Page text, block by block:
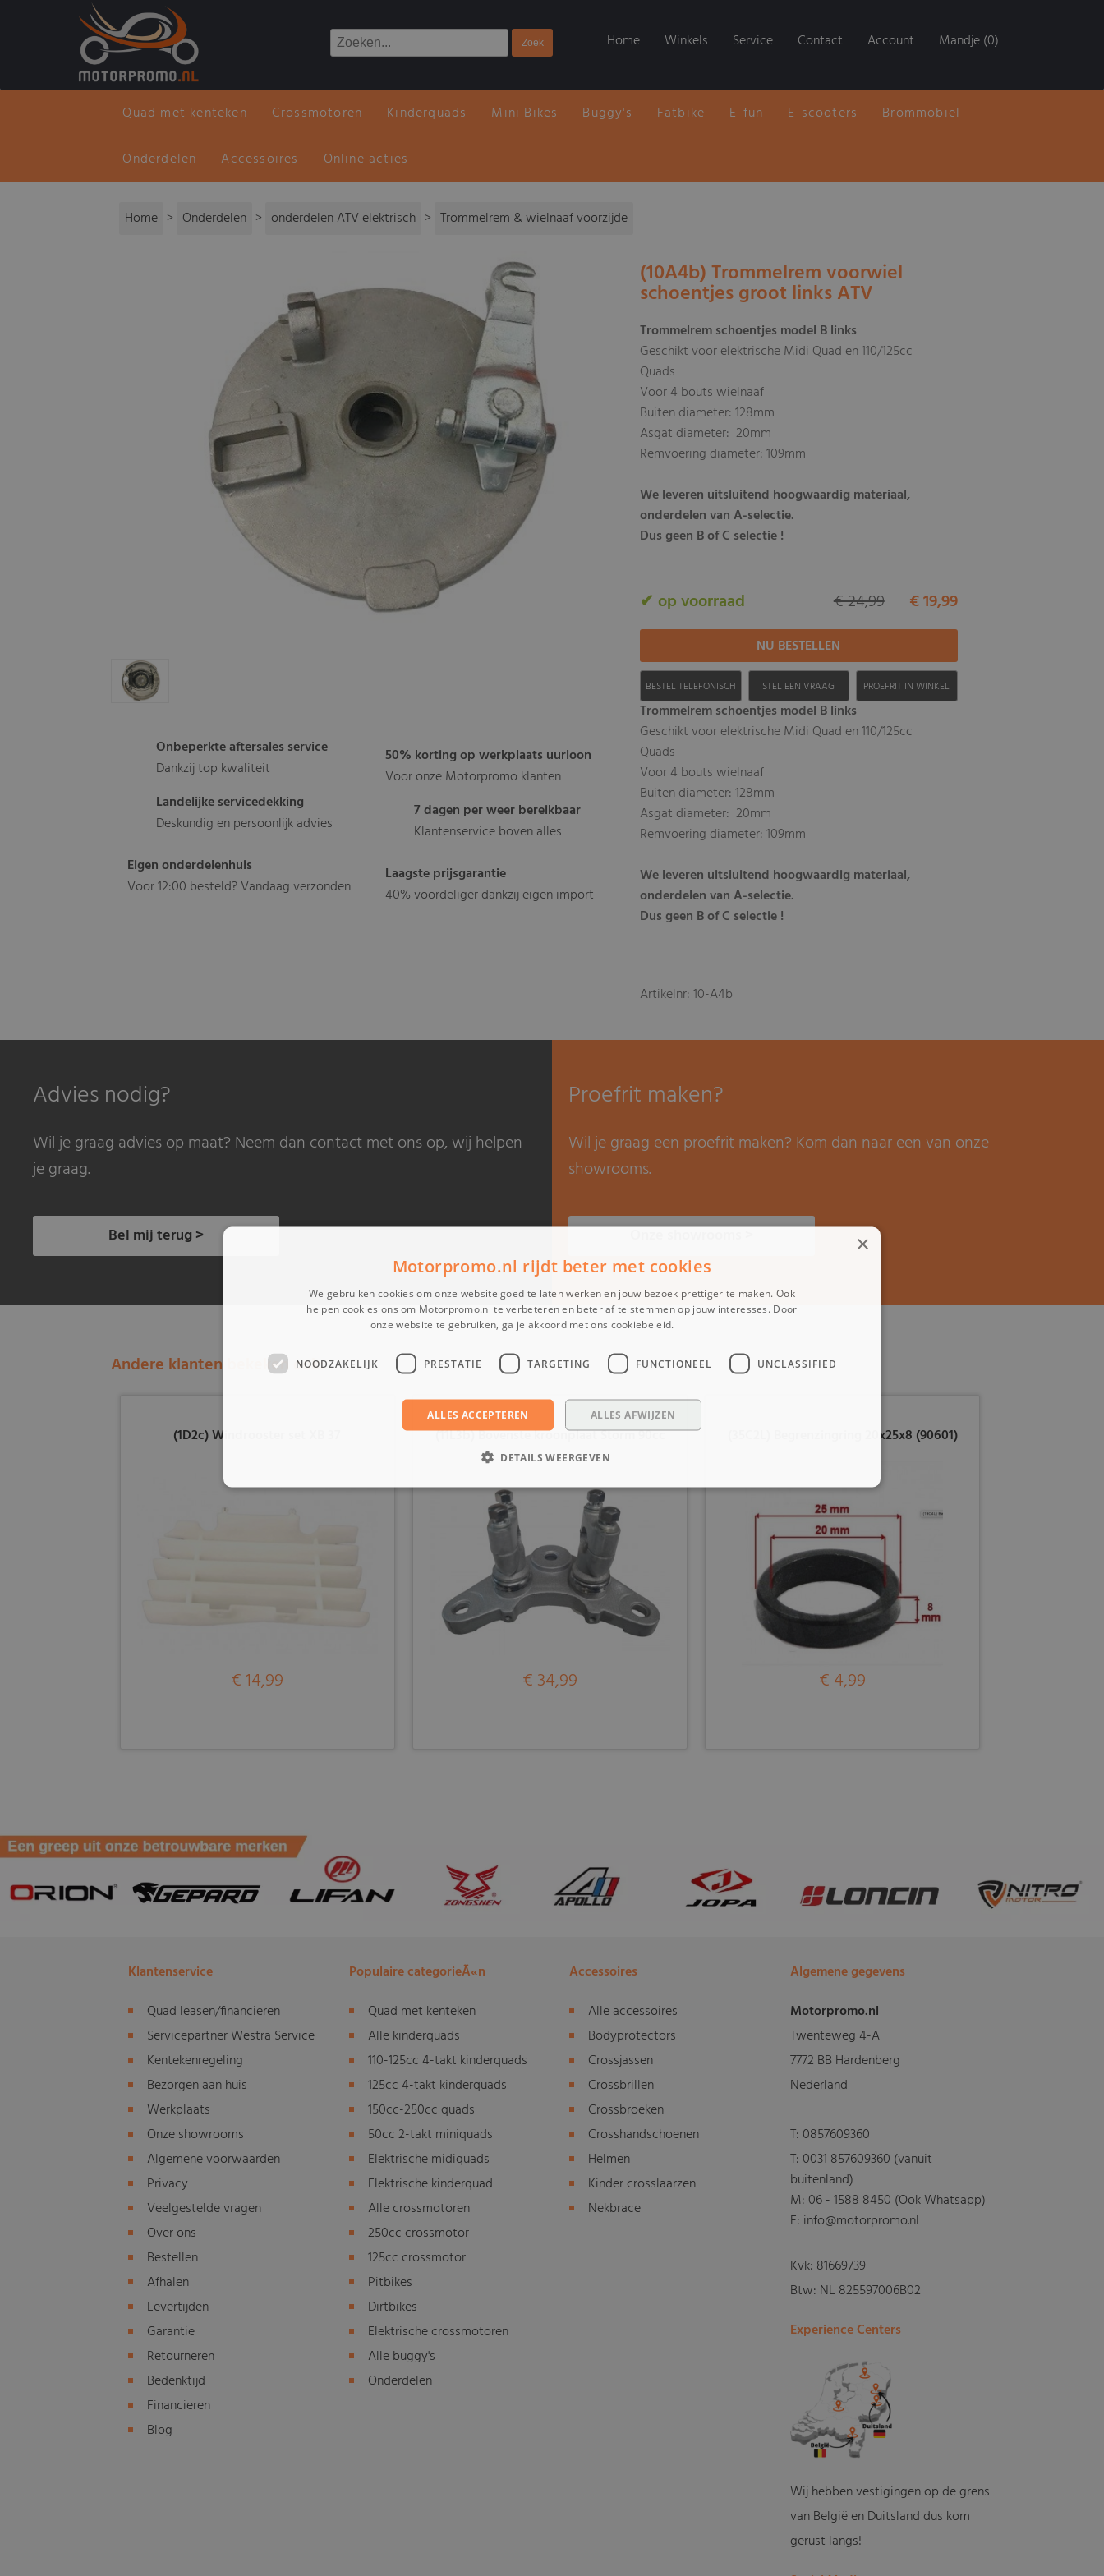
Home Winkels Service Contact Account Mandje (0)
Quad met kenteken Crossmotoren Kinderquads Mini Bikes Buggy's Fatbike E-fun E-scooters Brommobiel
Onderdelen Accessoires Online acties
Home > Onderdelen > onderdelen ATV elektrisch > Trommelrem & wielnaaf voorzijde
Onbeperkte aftersales service
Dankzij top kwaliteit
Landelijke servicedekking
Deskundig en persoonlijk advies
Eigen onderdelenhuis
Voor 12:00 besteld? Vandaag verzonden
50% korting op werkplaats uurloon
Voor onze Motorpromo klanten
7 dagen per weer bereikbaar
Klantenservice boven alles
Laagste prijsgarantie
40% voordeliger dankzij eigen import
(10A4b) Trommelrem voorwiel
schoentjes groot links ATV
Trommelrem schoentjes model B links
Geschikt voor elektrische Midi Quad en 110/125cc
Quads
Voor 4 bouts wielnaaf
Buiten diameter: 128mm
Asgat diameter: 20mm
Remvoering diameter: 109mm
We leveren uitsluitend hoogwaardig materiaal,
onderdelen van A-selectie.
Dus geen B of C selectie !
✔ op voorraad € 19,99
€ 24,99
BESTEL TELEFONISCH STEL EEN VRAAG PROEFRIT IN WINKEL
Trommelrem schoentjes model B links
Geschikt voor elektrische Midi Quad en 110/125cc
Quads
Voor 4 bouts wielnaaf
Buiten diameter: 128mm
Asgat diameter: 20mm
Remvoering diameter: 109mm
We leveren uitsluitend hoogwaardig materiaal,
onderdelen van A-selectie.
Dus geen B of C selectie !
Artikelnr: 10-A4b
Advies nodig?
Wil je graag advies op maat? Neem dan contact met ons op, wij helpen
je graag.
Bel mij terug >
Proefrit maken?
Wil je graag een proefrit maken? Kom dan naar een van onze
showrooms.
Andere klanten bekeken ook:
(1D2c) Windrooster set XB 37
€ 14,99
(11L3b) Bovenste kroonplaat Storm 90cc
€ 34,99
(35C2L) Begrenzingring 20x25x8 (90601)
€ 4,99
Klantenservice
Quad leasen/financieren
Servicepartner Westra Service
Kentekenregeling
Bezorgen aan huis
Werkplaats
Onze showrooms
Algemene voorwaarden
Privacy
Veelgestelde vragen
Over ons
Bestellen
Afhalen
Levertijden
Garantie
Retourneren
Bedenktijd
Financieren
Blog
Populaire categorieÃ«n
Quad met kenteken
Alle kinderquads
110-125cc 4-takt kinderquads
125cc 4-takt kinderquads
150cc-250cc quads
50cc 2-takt miniquads
Elektrische midiquads
Elektrische kinderquad
Alle crossmotoren
250cc crossmotor
125cc crossmotor
Pitbikes
Dirtbikes
Elektrische crossmotoren
Alle buggy's
Onderdelen
Accessoires
Alle accessoires
Bodyprotectors
Crossjassen
Crossbrillen
Crossbroeken
Crosshandschoenen
Helmen
Kinder crosslaarzen
Nekbrace
Algemene gegevens
Motorpromo.nl
Twenteweg 4-A
7772 BB Hardenberg
Nederland
T:0857609360
T:0031 857609360 (vanuit
buitenland)
M:06 - 1588 8450 (Ook Whatsapp)
E: info@motorpromo.nl
Kvk: 81669739
Btw: NL 825597006B02
Experience Centers
Wij hebben vestigingen op de grens
van België en Duitsland dus kom
gerust langs!
×
Motorpromo.nl rijdt beter met cookies
We gebruiken cookies om onze website goed te laten werken en jouw bezoek prettiger te maken. Ook
helpen cookies ons om Motorpromo.nl te verbeteren en beter af te stemmen op jouw interesses. Door
onze website te gebruiken, ga je akkoord met ons cookiebeleid.
NOODZAKELIJK PRESTATIE TARGETING FUNCTIONEEL UNCLASSIFIED
ALLES ACCEPTEREN ALLES AFWIJZEN
DETAILS WEERGEVEN